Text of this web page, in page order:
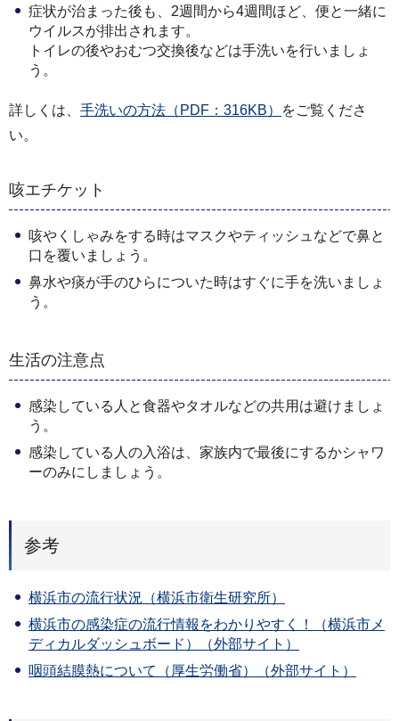
症状が治まった後も、2週間から4週間ほど、便と一緒に
ウイルスが排出されます。
トイレの後やおむつ交換後などは手洗いを行いましょ
う。
詳しくは、 手洗いの方法（PDF：316KB）
をご覧くださ
い。
咳エチケット
咳やくしゃみをする時はマスクやティッシュなどで鼻と
口を覆いましょう。
鼻水や痰が手のひらについた時はすぐに手を洗いましょ
う。
生活の注意点
感染している人と食器やタオルなどの共用は避けましょ
う。
感染している人の入浴は、家族内で最後にするかシャワ
ーのみにしましょう。
参考
横浜市の流行状況（横浜市衛生研究所）
横浜市の感染症の流行情報をわかりやすく！（横浜市メ
ディカルダッシュボード）（外部サイト）
咽頭結膜熱について（厚生労働省）（外部サイト）